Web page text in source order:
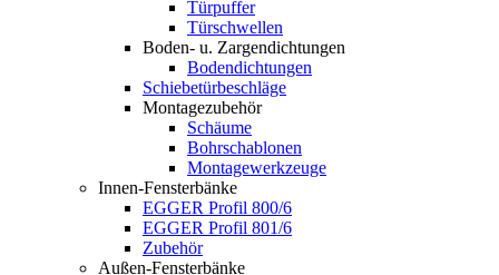
Türpuffer
Türschwellen
Boden- u. Zargendichtungen
Bodendichtungen
Schiebetürbeschläge
Montagezubehör
Schäume
Bohrschablonen
Montagewerkzeuge
Innen-Fensterbänke
EGGER Profil 800/6
EGGER Profil 801/6
Zubehör
Außen-Fensterbänke